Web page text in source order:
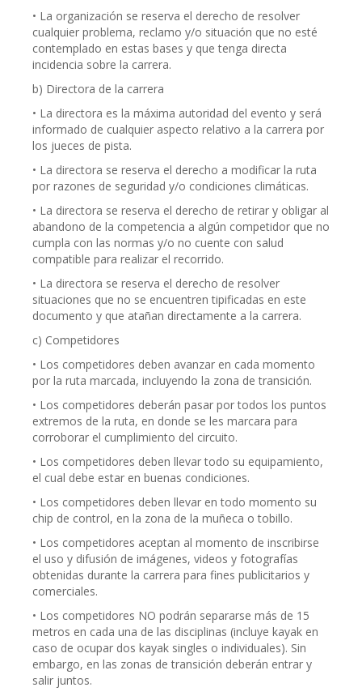
• La organización se reserva el derecho de resolver
cualquier problema, reclamo y/o situación que no esté
contemplado en estas bases y que tenga directa
incidencia sobre la carrera.
b) Directora de la carrera
• La directora es la máxima autoridad del evento y será
informado de cualquier aspecto relativo a la carrera por
los jueces de pista.
• La directora se reserva el derecho a modificar la ruta
por razones de seguridad y/o condiciones climáticas.
• La directora se reserva el derecho de retirar y obligar al
abandono de la competencia a algún competidor que no
cumpla con las normas y/o no cuente con salud
compatible para realizar el recorrido.
• La directora se reserva el derecho de resolver
situaciones que no se encuentren tipificadas en este
documento y que atañan directamente a la carrera.
c) Competidores
• Los competidores deben avanzar en cada momento
por la ruta marcada, incluyendo la zona de transición.
• Los competidores deberán pasar por todos los puntos
extremos de la ruta, en donde se les marcara para
corroborar el cumplimiento del circuito.
• Los competidores deben llevar todo su equipamiento,
el cual debe estar en buenas condiciones.
• Los competidores deben llevar en todo momento su
chip de control, en la zona de la muñeca o tobillo.
• Los competidores aceptan al momento de inscribirse
el uso y difusión de imágenes, videos y fotografías
obtenidas durante la carrera para fines publicitarios y
comerciales.
• Los competidores NO podrán separarse más de 15
metros en cada una de las disciplinas (incluye kayak en
caso de ocupar dos kayak singles o individuales). Sin
embargo, en las zonas de transición deberán entrar y
salir juntos.